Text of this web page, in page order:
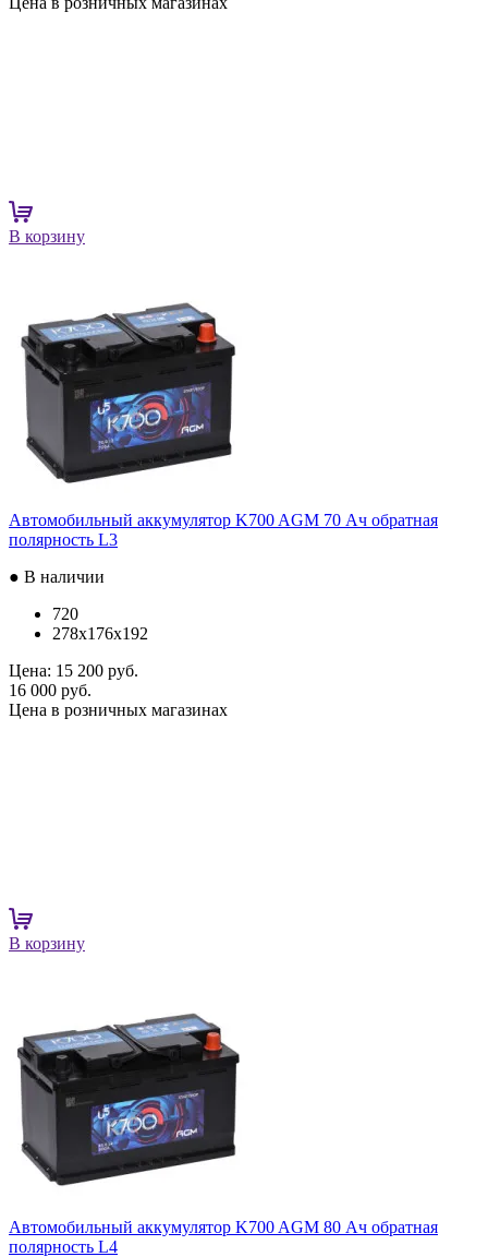
В корзину
Автомобильный аккумулятор K700 AGM 70 Ач обратная
полярность L3
● В наличии
720
278x176x192
Цена: 15 200 руб.
16 000 руб.
Цена в розничных магазинах
В корзину
Автомобильный аккумулятор K700 AGM 80 Ач обратная
полярность L4